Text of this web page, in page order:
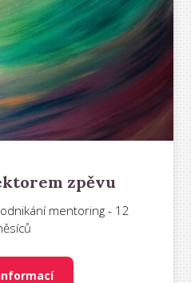
zpěvu
mentoring - 12